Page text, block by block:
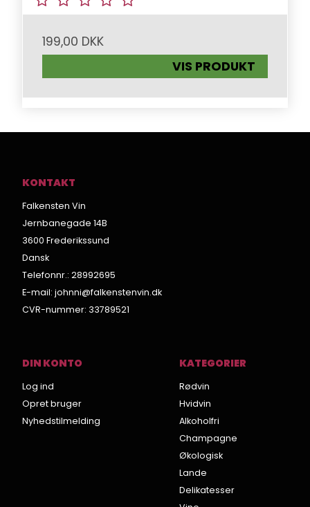
199,00 DKK
VIS PRODUKT
KONTAKT
Falkensten Vin
Jernbanegade 14B
3600 Frederikssund
Dansk
Telefonnr.: 28992695
E-mail: johnni@falkenstenvin.dk
CVR-nummer: 33789521
DIN KONTO
Log ind
Opret bruger
Nyhedstilmelding
KATEGORIER
Rødvin
Hvidvin
Alkoholfri
Champagne
Økologisk
Lande
Delikatesser